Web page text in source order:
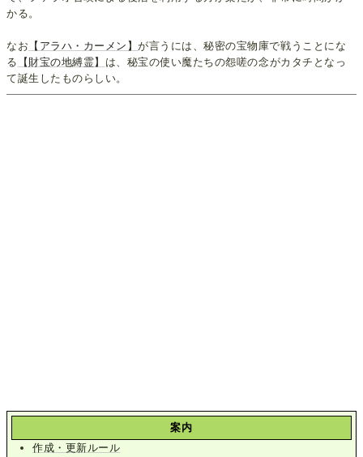
かる。
なお 【アラハ・カーメン】が言うには、秘密の宝物庫で戦うことにな
る
【財宝の地縛霊】 は、秘宝の使い魔たちの怨嗟の念がカタチとなっ
て誕生したものらしい。
案内
作成・更新ルール